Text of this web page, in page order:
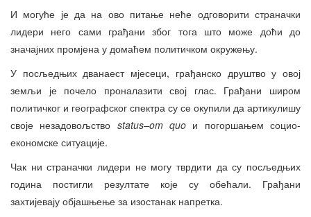
И могуће је да на ово питање неће одговорити страначки
лидери него сами грађани због тога што може доћи до
значајних промјена у домаћем политичком окружењу.
У посљедњих дванаест мјесеци, грађанско друштво у овој
земљи је почело проналазити свој глас. Грађани широм
политичког и географског спектра су се окупили да артикулишу
своје незадовољство status–om quo и погоршањем социо-
економске ситуације.
Чак ни страначки лидери не могу тврдити да су посљедњих
година постигли резултате које су обећали. Грађани
захтијевају објашњење за изостанак напретка.